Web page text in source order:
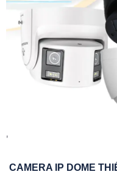
'
CAMERA IP DOME